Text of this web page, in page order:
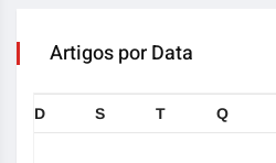
Artigos por Data
D S T Q